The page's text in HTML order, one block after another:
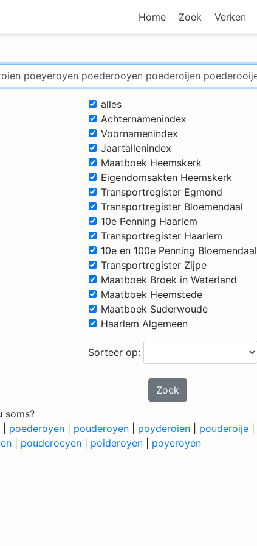
Home Zoek Verken
alles
Achternamenindex
Voornamenindex
Jaartallenindex
Maatboek Heemskerk
Eigendomsakten Heemskerk
Transportregister Egmond
Transportregister Bloemendaal
10e Penning Haarlem
Transportregister Haarlem
10e en 100e Penning Bloemendaal
Transportregister Zijpe
Maatboek Broek in Waterland
Maatboek Heemstede
Maatboek Suderwoude
Haarlem Algemeen
Sorteer op:
Zoek
soms?
poederoyen pouderoyen poyderoien pouderoije
pouderoeyen poideroyen poyeroyen